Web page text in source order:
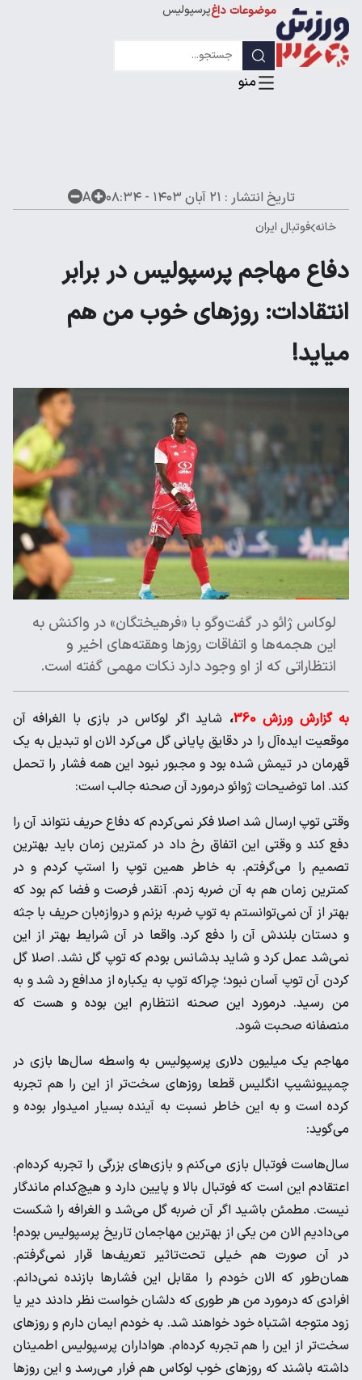
موضوعات داغپرسپولیس
لیگ قهرمانان
تاریخ انتشار : ۲۱ آبان ۱۴۰۳ - ۰۸:۳۴ A
خانه فوتبال ایران
دفاع مهاجم پرسپولیس در برابر
انتقادات: روزهای خوب من هم
میاید!
لوکاس ژائو در گفت‌و‌گو با «فرهیختگان» در واکنش به
این هجمه‌ها و اتفاقات روزها وهقته‌های اخیر و
انتظاراتی که از او وجود دارد نکات مهمی گفته است.
به گزارش ورزش 360 ، شاید اگر لوکاس در بازی با الغرافه آن
موقعیت ایده‌آل را در دقایق پایانی گل می‌کرد الان او تبدیل به یک
قهرمان در تیمش شده بود و مجبور نبود این همه فشار را تحمل
کند. اما توضیحات ژوائو در‌مورد آن صحنه جالب است:
وقتی توپ ارسال شد اصلا فکر نمی‌کردم که دفاع حریف نتواند آن را
دفع کند و وقتی این اتفاق رخ داد در کمترین زمان باید بهترین
تصمیم را می‌گرفتم. به خاطر همین توپ را استپ کردم و در
کمترین زمان هم به آن ضربه زدم. آنقدر فرصت و فضا کم بود که
بهتر از آن نمی‌توانستم به توپ ضربه بزنم و دروازه‌بان حریف با جثه
و دستان بلندش آن را دفع کرد. واقعا در آن شرایط بهتر از این
نمی‌شد عمل کرد و شاید بدشانس بودم که توپ گل نشد. اصلا گل
کردن آن توپ آسان نبود؛ چرا‌که توپ به یکباره از مدافع رد شد و به
من رسید. درمورد این صحنه انتظارم این بوده و هست که
منصفانه صحبت شود.
مهاجم یک میلیون دلاری پرسپولیس به واسطه سال‌ها بازی در
چمپیونشیپ انگلیس قطعا روزهای سخت‌تر از این را هم تجربه
کرده است و به این خاطر نسبت به آینده بسیار امیدوار بوده و
می‌گوید:
سال‌هاست فوتبال بازی می‌کنم و بازی‌های بزرگی را تجربه کرده‌ام.
اعتقادم این است که فوتبال بالا و پایین دارد و هیچ‌کدام ماندگار
نیست. مطمئن باشید اگر آن ضربه گل می‌شد و الغرافه را شکست
می‌دادیم الان من یکی از بهترین مهاجمان تاریخ پرسپولیس بودم!
در آن صورت هم خیلی تحت‌تاثیر تعریف‌ها قرار نمی‌گرفتم.
همان‌طور که الان خودم را مقابل این فشار‌ها بازنده نمی‌دانم.
افرادی که در‌مورد من هر طوری که دلشان خواست نظر دادند دیر یا
زود متوجه اشتباه خود خواهند شد. به خودم ایمان دارم و روزهای
سخت‌تر از این را هم تجربه کرده‌ام. هواداران پرسپولیس اطمینان
داشته باشند که روزهای خوب لوکاس هم فرار می‌رسد و این روزها